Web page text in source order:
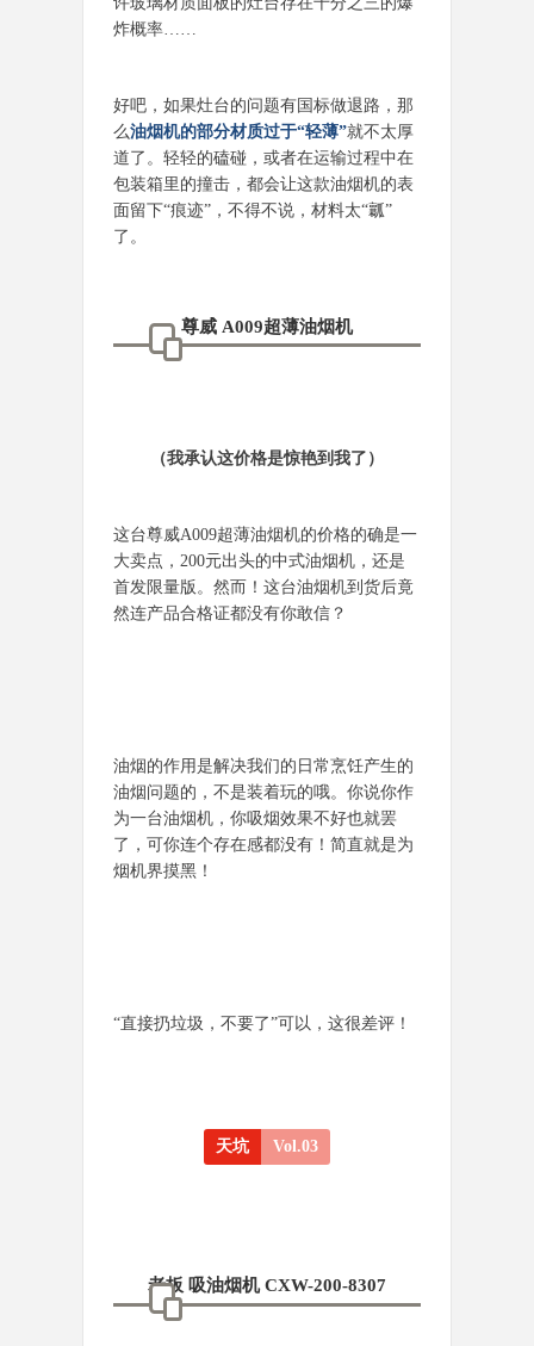
炸概率……
好吧，如果灶台的问题有国标做退路，那
么油烟机的部分材质过于“轻薄”就不太厚
道了。轻轻的磕碰，或者在运输过程中在
包装箱里的撞击，都会让这款油烟机的表
面留下“痕迹”，不得不说，材料太“瓤”
了。
尊威 A009超薄油烟机
（我承认这价格是惊艳到我了）
这台尊威A009超薄油烟机的价格的确是一
大卖点，200元出头的中式油烟机，还是
首发限量版。然而！这台油烟机到货后竟
然连产品合格证都没有你敢信？
油烟的作用是解决我们的日常烹饪产生的
油烟问题的，不是装着玩的哦。你说你作
为一台油烟机，你吸烟效果不好也就罢
了，可你连个存在感都没有！简直就是为
烟机界摸黑！
“直接扔垃圾，不要了”可以，这很差评！
天坑 Vol.03
老板 吸油烟机 CXW-200-8307